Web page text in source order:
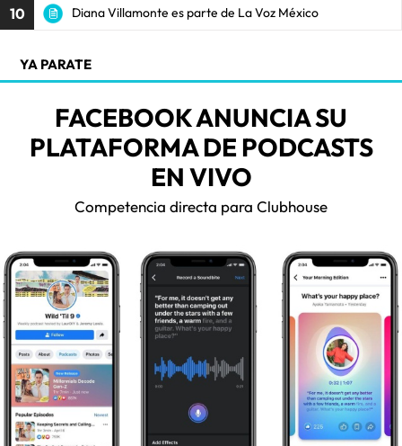
10 Diana Villamonte es parte de La Voz México
YA PARATE
FACEBOOK ANUNCIA SU
PLATAFORMA DE PODCASTS
EN VIVO
Competencia directa para Clubhouse